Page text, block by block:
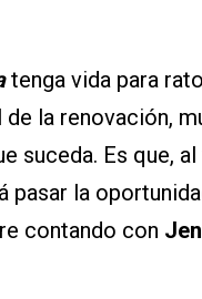
tenga vida para
la renovación,
suceda. Es que,
pasar la
contando con